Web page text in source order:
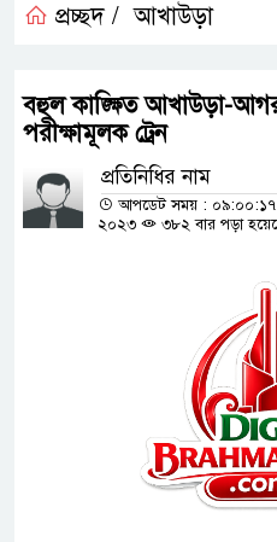
প্রচ্ছদ / আখাউড়া
বহুল কাঙ্ক্ষিত আখাউড়া-
পরীক্ষামূলক ট্রেন
প্রতিনিধির নাম
আপডেট সময় : ০৯:০০:১৭
২০২৩
৩৮২ বার পড়া